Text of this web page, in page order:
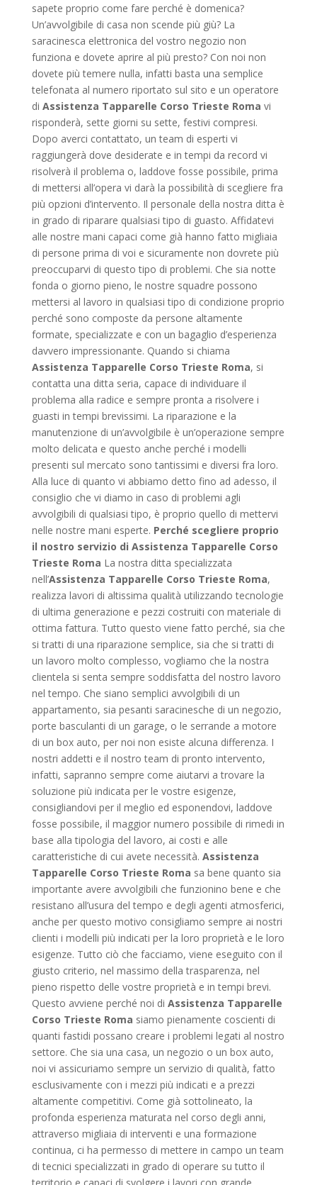
sapete proprio come fare perché è domenica?
Un’avvolgibile di casa non scende più giù? La
saracinesca elettronica del vostro negozio non
funziona e dovete aprire al più presto? Con noi non
dovete più temere nulla, infatti basta una semplice
telefonata al numero riportato sul sito e un operatore
di Assistenza Tapparelle Corso Trieste Roma vi
risponderà, sette giorni su sette, festivi compresi.
Dopo averci contattato, un team di esperti vi
raggiungerà dove desiderate e in tempi da record vi
risolverà il problema o, laddove fosse possibile, prima
di mettersi all’opera vi darà la possibilità di scegliere fra
più opzioni d’intervento. Il personale della nostra ditta è
in grado di riparare qualsiasi tipo di guasto. Affidatevi
alle nostre mani capaci come già hanno fatto migliaia
di persone prima di voi e sicuramente non dovrete più
preoccuparvi di questo tipo di problemi. Che sia notte
fonda o giorno pieno, le nostre squadre possono
mettersi al lavoro in qualsiasi tipo di condizione proprio
perché sono composte da persone altamente
formate, specializzate e con un bagaglio d’esperienza
davvero impressionante. Quando si chiama
Assistenza Tapparelle Corso Trieste Roma, si
contatta una ditta seria, capace di individuare il
problema alla radice e sempre pronta a risolvere i
guasti in tempi brevissimi. La riparazione e la
manutenzione di un’avvolgibile è un’operazione sempre
molto delicata e questo anche perché i modelli
presenti sul mercato sono tantissimi e diversi fra loro.
Alla luce di quanto vi abbiamo detto fino ad adesso, il
consiglio che vi diamo in caso di problemi agli
avvolgibili di qualsiasi tipo, è proprio quello di mettervi
nelle nostre mani esperte. Perché scegliere proprio
il nostro servizio di Assistenza Tapparelle Corso
Trieste Roma La nostra ditta specializzata
nell’Assistenza Tapparelle Corso Trieste Roma,
realizza lavori di altissima qualità utilizzando tecnologie
di ultima generazione e pezzi costruiti con materiale di
ottima fattura. Tutto questo viene fatto perché, sia che
si tratti di una riparazione semplice, sia che si tratti di
un lavoro molto complesso, vogliamo che la nostra
clientela si senta sempre soddisfatta del nostro lavoro
nel tempo. Che siano semplici avvolgibili di un
appartamento, sia pesanti saracinesche di un negozio,
porte basculanti di un garage, o le serrande a motore
di un box auto, per noi non esiste alcuna differenza. I
nostri addetti e il nostro team di pronto intervento,
infatti, sapranno sempre come aiutarvi a trovare la
soluzione più indicata per le vostre esigenze,
consigliandovi per il meglio ed esponendovi, laddove
fosse possibile, il maggior numero possibile di rimedi in
base alla tipologia del lavoro, ai costi e alle
caratteristiche di cui avete necessità. Assistenza
Tapparelle Corso Trieste Roma sa bene quanto sia
importante avere avvolgibili che funzionino bene e che
resistano all’usura del tempo e degli agenti atmosferici,
anche per questo motivo consigliamo sempre ai nostri
clienti i modelli più indicati per la loro proprietà e le loro
esigenze. Tutto ciò che facciamo, viene eseguito con il
giusto criterio, nel massimo della trasparenza, nel
pieno rispetto delle vostre proprietà e in tempi brevi.
Questo avviene perché noi di Assistenza Tapparelle
Corso Trieste Roma siamo pienamente coscienti di
quanti fastidi possano creare i problemi legati al nostro
settore. Che sia una casa, un negozio o un box auto,
noi vi assicuriamo sempre un servizio di qualità, fatto
esclusivamente con i mezzi più indicati e a prezzi
altamente competitivi. Come già sottolineato, la
profonda esperienza maturata nel corso degli anni,
attraverso migliaia di interventi e una formazione
continua, ci ha permesso di mettere in campo un team
di tecnici specializzati in grado di operare su tutto il
territorio e capaci di svolgere i lavori con grande